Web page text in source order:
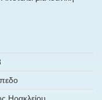
Ηρακλείου